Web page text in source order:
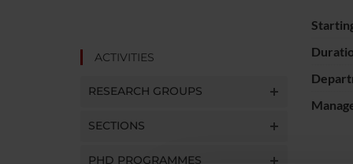
ACTIVITIES
RESEARCH GROUPS
SECTIONS
PHD PROGRAMMES